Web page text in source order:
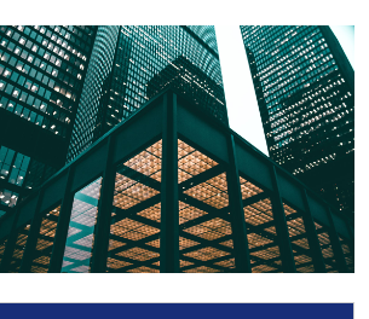
空气净化设备
高级珠宝
磁铁产品
车辆及配件
背巾背带
产品安全政策